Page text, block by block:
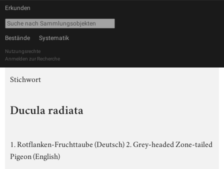
Erkunden
Bestände Systematik
Nutzungsrechte
Anmelden zur Recherche
Stichwort
Ducula radiata
1. Rotflanken-Fruchttaube (Deutsch) 2. Grey-headed Zone-tailed
Pigeon (English)